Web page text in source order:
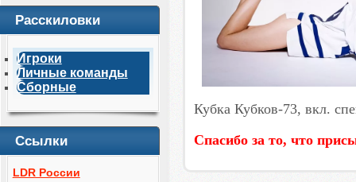
Расскиловки
Игроки
Личные команды
Сборные
Ссылки
LDR России
Кубка Кубков-73, вкл.
Спасибо за то, что